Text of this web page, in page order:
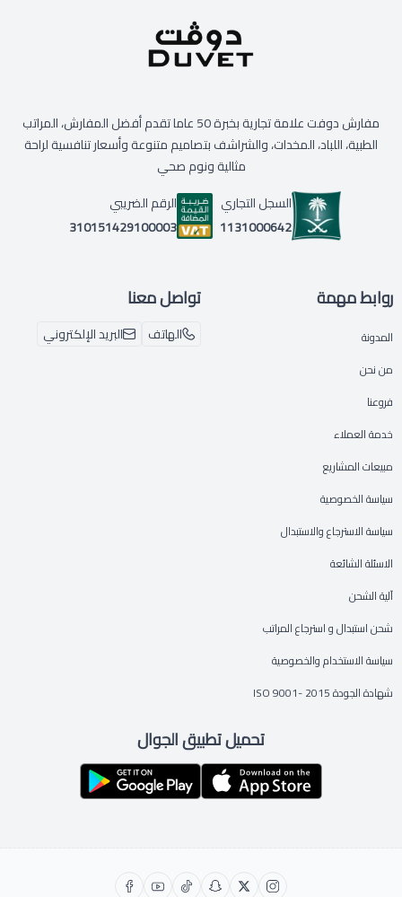
مفارش دوفت علامة تجارية بخبرة 50 عاما تقدم أفضل المفارش، المراتب
الطبية، اللباد، المخدات، والشراشف بتصاميم متنوعة وأسعار تنافسية لراحة
مثالية ونوم صحي
السجل التجاري
1131000642
الرقم الضريبي
310151429100003
روابط مهمة
المدونة
من نحن
فروعنا
خدمة العملاء
مبيعات المشاريع
سياسة الخصوصية
سياسة الاسترجاع والاستبدال
الاسئلة الشائعة
آلية الشحن
شحن استبدال و استرجاع المراتب
سياسة الاستخدام والخصوصية
شهادة الجودة ISO 9001- 2015
تواصل معنا
الهاتف البريد الإلكتروني
تحميل تطبيق الجوال